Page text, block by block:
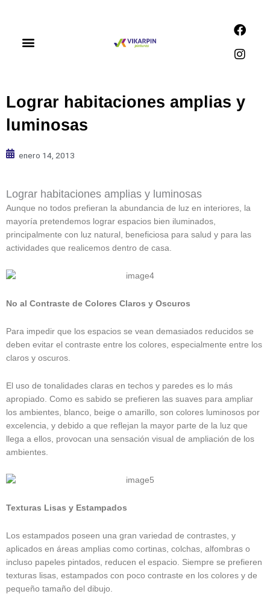
F
a
c
e
o
k
I
n
s
t
r
a
Lograr habitaciones amplias y
luminosas
enero 14, 2013
Lograr habitaciones amplias y luminosas
Aunque no todos prefieran la abundancia de luz en interiores, la
mayoría pretendemos lograr espacios bien iluminados,
principalmente con luz natural, beneficiosa para salud y para las
actividades que realicemos dentro de casa.
No al Contraste de Colores Claros y Oscuros
Para impedir que los espacios se vean demasiados reducidos se
deben evitar el contraste entre los colores, especialmente entre los
claros y oscuros.
El uso de tonalidades claras en techos y paredes es lo más
apropiado. Como es sabido se prefieren las suaves para ampliar
los ambientes, blanco, beige o amarillo, son colores luminosos por
excelencia, y debido a que reflejan la mayor parte de la luz que
llega a ellos, provocan una sensación visual de ampliación de los
ambientes.
Texturas Lisas y Estampados
Los estampados poseen una gran variedad de contrastes, y
aplicados en áreas amplias como cortinas, colchas, alfombras o
incluso papeles pintados, reducen el espacio. Siempre se prefieren
texturas lisas, estampados con poco contraste en los colores y de
pequeño tamaño del dibujo.